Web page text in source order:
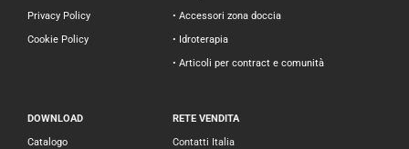
Privacy Policy
Cookie Policy
• Accessori zona doccia
• Idroterapia
• Articoli per contract e comunità
DOWNLOAD
Catalogo
RETE VENDITA
Contatti Italia